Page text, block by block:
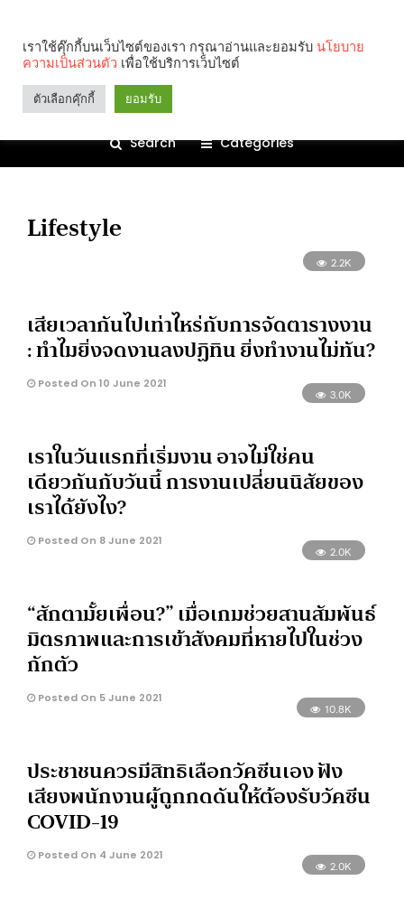
Search Categories
Lifestyle
2.2K
เสียเวลากันไปเท่าไหร่กับการจัดตารางงาน
: ทำไมยิ่งจดงานลงปฏิทิน ยิ่งทำงานไม่ทัน?
Posted On 10 June 2021
3.0K
เราในวันแรกที่เริ่มงาน อาจไม่ใช่คน
เดียวกันกับวันนี้ การงานเปลี่ยนนิสัยของ
เราได้ยังไง?
Posted On 8 June 2021
2.0K
“สักตามั้ยเพื่อน?” เมื่อเกมช่วยสานสัมพันธ์
มิตรภาพและการเข้าสังคมที่หายไปในช่วง
กักตัว
Posted On 5 June 2021
10.8K
ประชาชนควรมีสิทธิเลือกวัคซีนเอง ฟัง
เสียงพนักงานผู้ถูกกดดันให้ต้องรับวัคซีน
COVID-19
Posted On 4 June 2021
2.0K
เราใช้คุ๊กกี้บนเว็บไซต์ของเรา กรุณาอ่านและยอมรับ นโยบาย
ความเป็นส่วนตัว เพื่อใช้บริการเว็บไซต์
ตัวเลือกคุ๊กกี้ ยอมรับ